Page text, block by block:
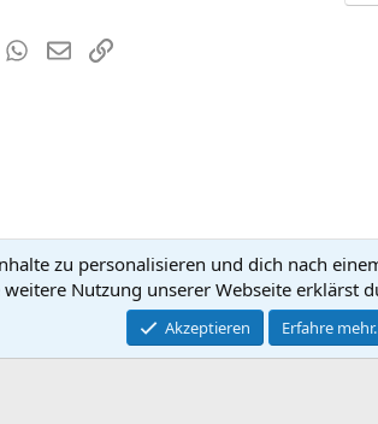
WhatsApp
E-MailLink
Community platform by XenForo ® © 2010-2026
zu personalisieren und dich nach
weitere Nutzung unserer Webseite erklärst
Akzeptieren Erfahre